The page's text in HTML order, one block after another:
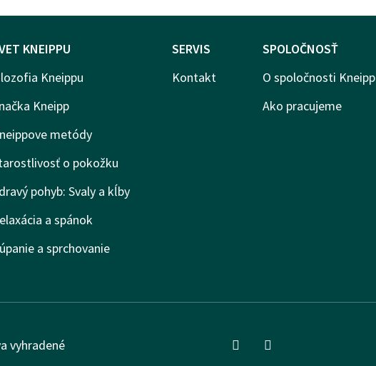
KNEIPPU
Kneippu
Kneipp
metódy
o pokožku
pohyb: Svaly a kĺby
a spánok
a sprchovanie
SERVIS
Kontakt
SPOLOČNOSŤ
O spoločnosti Kneipp
Ako pracujeme
vyhradené